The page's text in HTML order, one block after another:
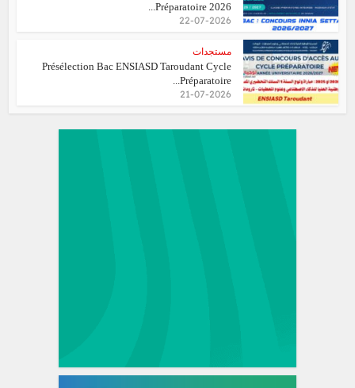
Préparatoire 2026...
22-07-2026
مستجدات
Présélection Bac ENSIASD Taroudant Cycle
Préparatoire...
21-07-2026